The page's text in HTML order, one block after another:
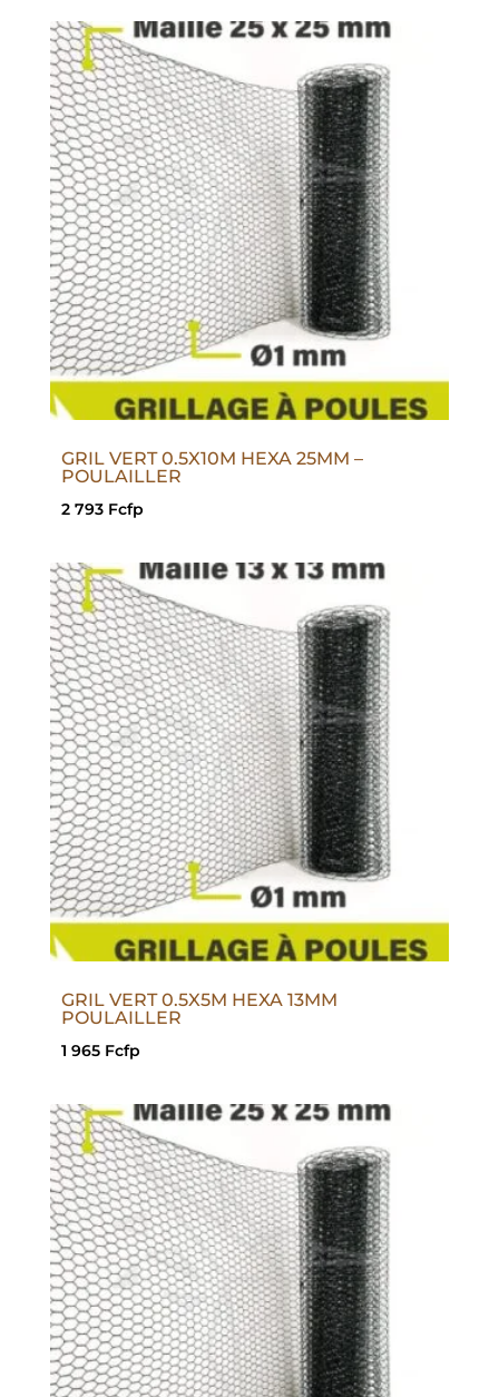
GRIL VERT 0.5X10M HEXA 25MM –
POULAILLER
2 793 Fcfp
GRIL VERT 0.5X5M HEXA 13MM
POULAILLER
1 965 Fcfp